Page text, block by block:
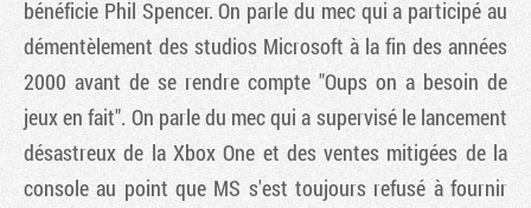
bénéficie Phil Spencer. On parle du mec qui a participé au
démentèlement des studios Microsoft à la fin des années
2000 avant de se rendre compte "Oups on a besoin de
jeux en fait". On parle du mec qui a supervisé le lancement
désastreux de la Xbox One et des ventes mitigées de la
console au point que MS s'est toujours refusé à fournir